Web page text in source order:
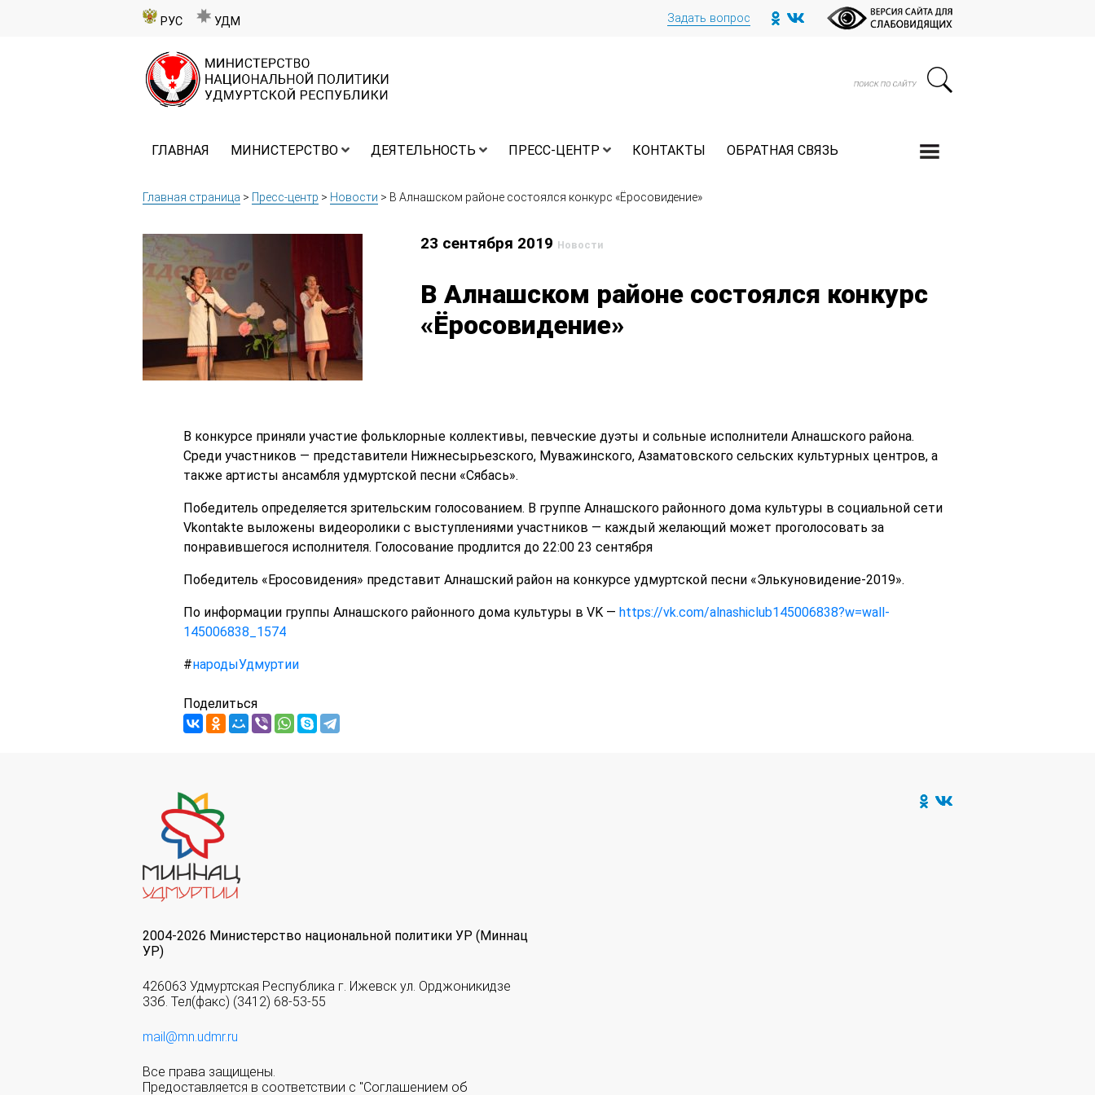
РУС УДМ Задать вопрос
ГЛАВНАЯ МИНИСТЕРСТВО ДЕЯТЕЛЬНОСТЬ ПРЕСС-ЦЕНТР КОНТАКТЫ ОБРАТНАЯ СВЯЗЬ
Главная страница > Пресс-центр > Новости > В Алнашском районе состоялся конкурс «Ёросовидение»
23 сентября 2019 Новости
В Алнашском районе состоялся конкурс
«Ёросовидение»
В конкурсе приняли участие фольклорные коллективы, певческие дуэты и сольные исполнители Алнашского района.
Среди участников — представители Нижнесырьезского, Муважинского, Азаматовского сельских культурных центров, а
также артисты ансамбля удмуртской песни «Сябась».
Победитель определяется зрительским голосованием. В группе Алнашского районного дома культуры в социальной сети
Vkontakte выложены видеоролики с выступлениями участников — каждый желающий может проголосовать за
понравившегося исполнителя. Голосование продлится до 22:00 23 сентября
Победитель «Еросовидения» представит Алнашский район на конкурсе удмуртской песни «Элькуновидение-2019».
По информации группы Алнашского районного дома культуры в VK — https://vk.com/alnashiclub145006838?w=wall-
145006838_1574
#народыУдмуртии
Поделиться
2004-2026 Министерство национальной политики УР (Миннац
УР)
426063 Удмуртская Республика г. Ижевск ул. Орджоникидзе
33б. Тел(факс) (3412) 68-53-55
mail@mn.udmr.ru
Все права защищены.
Предоставляется в соответствии с "Соглашением об